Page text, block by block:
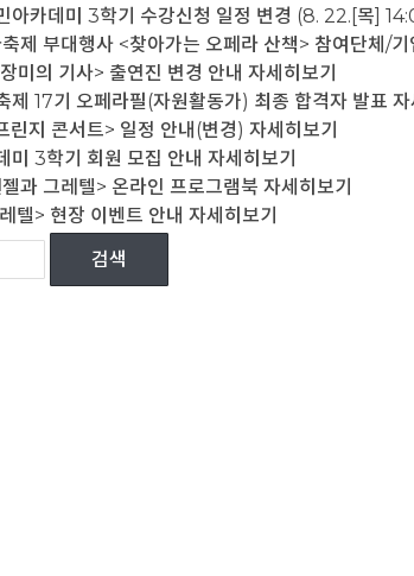
아카데미 3학기 수강신청 일정 변경 (8. 22.[목]
제 부대행사 <찾아가는 오페라 산책> 참여단체/기
미의 기사> 출연진 변경 안내 자세히보기
제 17기 오페라필(자원활동가) 최종 합격자 발표 자
린지 콘서트> 일정 안내(변경) 자세히보기
3학기 회원 모집 안내 자세히보기
과 그레텔> 온라인 프로그램북 자세히보기
텔> 현장 이벤트 안내 자세히보기